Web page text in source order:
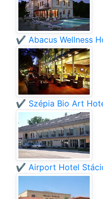
✔️ Abacus Wellness
✔️ Szépia Bio Art
✔️ Airport Hotel